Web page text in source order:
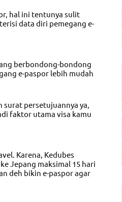
hal ini tentunya sulit
data diri pemegang e-
berbondong-bondong
e-paspor lebih mudah
surat persetujuannya ya,
faktor utama visa kamu
Karena, Kedubes
Jepang maksimal 15 hari
deh bikin e-paspor agar